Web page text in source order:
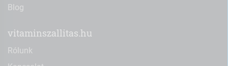
Blog
vitaminszallitas.hu
Rólunk